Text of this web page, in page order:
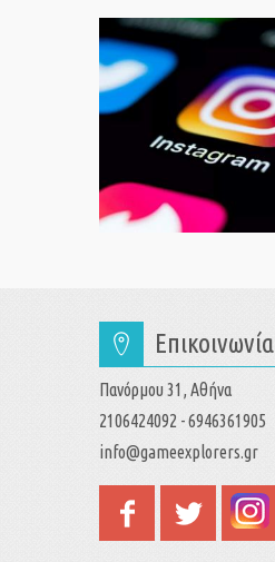
Επικοινωνία
Πανόρμου 31, Αθήνα
2106424092 - 6946361905
info@gameexplorers.gr